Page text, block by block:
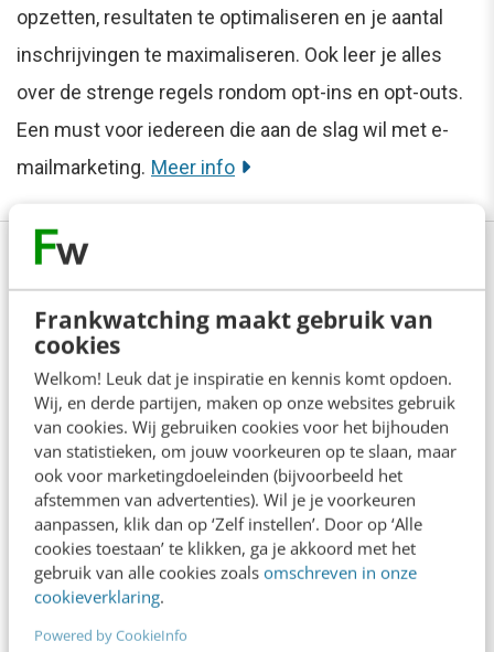
Frankwatching maakt gebruik van
cookies
Welkom! Leuk dat je inspiratie en kennis komt opdoen.
Wij, en derde partijen, maken op onze websites gebruik
van cookies. Wij gebruiken cookies voor het bijhouden
van statistieken, om jouw voorkeuren op te slaan, maar
ook voor marketingdoeleinden (bijvoorbeeld het
afstemmen van advertenties). Wil je je voorkeuren
aanpassen, klik dan op ‘Zelf instellen’. Door op ‘Alle
cookies toestaan’ te klikken, ga je akkoord met het
gebruik van alle cookies zoals omschreven in onze
cookieverklaring.
Powered by CookieInfo
opzetten, resultaten te optimaliseren en je aantal
inschrijvingen te maximaliseren. Ook leer je alles
over de strenge regels rondom opt-ins en opt-outs.
Een must voor iedereen die aan de slag wil met e-
mailmarketing. Meer info
Anderen lezen ook
Denk je dat je positionering helder is? Doe
de managementtest
4 min· Richard Poolman
Je ‘sterke merk’ overleeft geen kwartier
met een AI-agent
5 min·Edwin Vlems
Offline is terug: waarom fysieke
merkbeleving je nieuwe groeimotor is